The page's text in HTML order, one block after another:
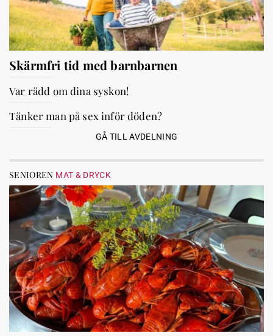
Skärmfri tid med barnbarnen
Var rädd om dina syskon!
Tänker man på sex inför döden?
GÅ TILL AVDELNING
SENIOREN MAT & DRYCK